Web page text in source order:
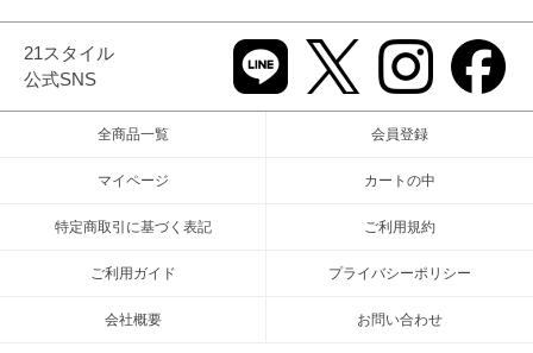
21スタイル
公式SNS
全商品一覧 会員登録
マイページ カートの中
特定商取引に基づく表記 ご利用規約
ご利用ガイド プライバシーポリシー
会社概要 お問い合わせ